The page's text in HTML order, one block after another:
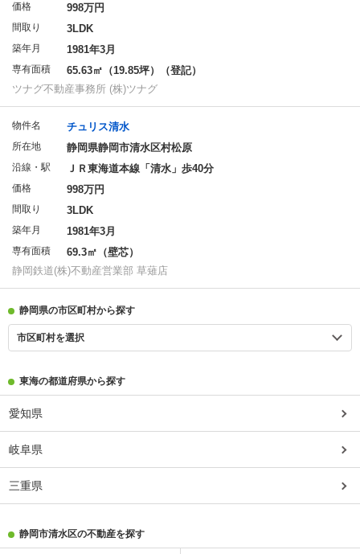
価格 998万円
間取り 3LDK
築年月 1981年3月
専有面積
65.63㎡（19.85坪）（登記）
ツナグ不動産事務所 (株)ツナグ
物件名 チュリス清水
所在地 静岡県静岡市清水区村松原
沿線・駅 ＪＲ東海道本線「清水」歩40分
価格 998万円
間取り 3LDK
築年月 1981年3月
専有面積
69.3㎡（壁芯）
静岡鉄道(株)不動産営業部 草薙店
静岡県の市区町村から探す
市区町村を選択
東海の都道府県から探す
愛知県
岐阜県
三重県
静岡市清水区の不動産を探す